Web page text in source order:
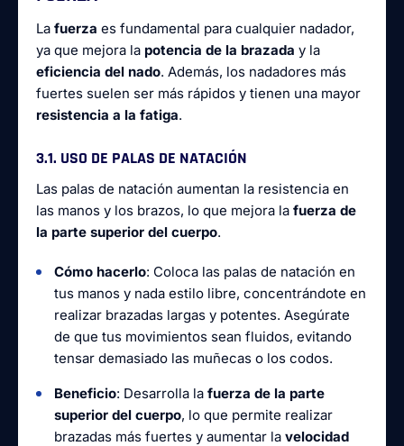
La fuerza es fundamental para cualquier nadador,
ya que mejora la potencia de la brazada y la
eficiencia del nado. Además, los nadadores más
fuertes suelen ser más rápidos y tienen una mayor
resistencia a la fatiga.
3.1. USO DE PALAS DE NATACIÓN
Las palas de natación aumentan la resistencia en
las manos y los brazos, lo que mejora la fuerza de
la parte superior del cuerpo.
Cómo hacerlo: Coloca las palas de natación en
tus manos y nada estilo libre, concentrándote en
realizar brazadas largas y potentes. Asegúrate
de que tus movimientos sean fluidos, evitando
tensar demasiado las muñecas o los codos.
Beneficio: Desarrolla la fuerza de la parte
superior del cuerpo, lo que permite realizar
brazadas más fuertes y aumentar la velocidad